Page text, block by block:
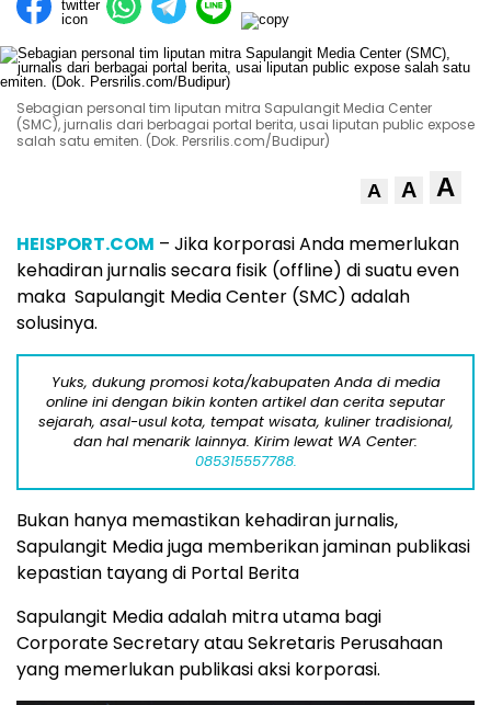
Sebagian personal tim liputan mitra Sapulangit Media Center
(SMC), jurnalis dari berbagai portal berita, usai liputan public expose
salah satu emiten. (Dok. Persrilis.com/Budipur)
A A A
HEISPORT.COM – Jika korporasi Anda memerlukan
kehadiran jurnalis secara fisik (offline) di suatu even
maka Sapulangit Media Center (SMC) adalah
solusinya.
Yuks, dukung promosi kota/kabupaten Anda di media
online ini dengan bikin konten artikel dan cerita seputar
sejarah, asal-usul kota, tempat wisata, kuliner tradisional,
dan hal menarik lainnya. Kirim lewat WA Center:
085315557788.
Bukan hanya memastikan kehadiran jurnalis,
Sapulangit Media juga memberikan jaminan publikasi
kepastian tayang di Portal Berita
Sapulangit Media adalah mitra utama bagi
Corporate Secretary atau Sekretaris Perusahaan
yang memerlukan publikasi aksi korporasi.